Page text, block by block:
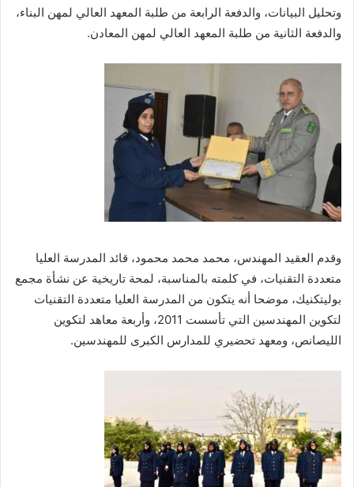
وتحليل البيانات، والدفعة الرابعة من طلبة المعهد العالي لمهن البناء،
والدفعة الثانية من طلبة المعهد العالي لمهن المعادن.
وقدم العقيد المهندس، محمد محمد محمود، قائد المدرسة العليا
متعددة التقنيات، في كلمته بالمناسبة، لمحة تاريخية عن نشأة مجمع
بوليتكنيك، موضحا أنه يتكون من المدرسة العليا متعددة التقنيات
لتكوين المهندسين التي تأسست 2011، وأربعة معاهد لتكوين
الليصانص، ومعهد تحضيري للمدارس الكبرى للمهندسين.